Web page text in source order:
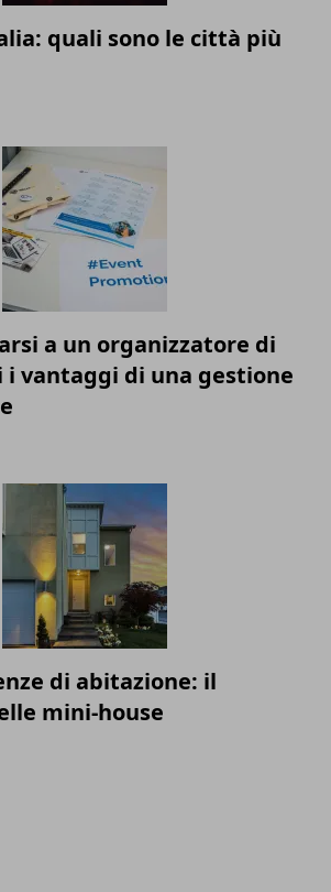
quali sono le città più
a un organizzatore di
i vantaggi di una gestione
di abitazione: il
mini-house